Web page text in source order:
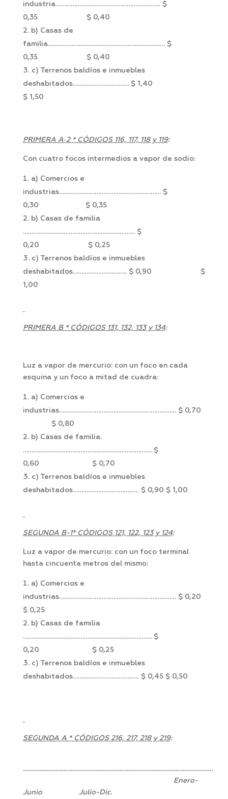
industria…………………………………………………….. $
0,35 $ 0,40
b) Casas de
familia…………………………………………………………… $
0,35 $ 0,40
c) Terrenos baldíos e inmuebles
deshabitados…………………………… $ 1,40
$ 1,50
PRIMERA A‑2 * CÓDIGOS 116, 117, 118 y 119:
Con cuatro focos intermedios a vapor de sodio:
a) Comercios e
industrias…………………………………………………… $
0,30 $ 0,35
b) Casas de familia
………………………………………………………… $
0,20 $ 0,25
c) Terrenos baldíos e inmuebles
deshabitados………………………….. $ 0,90 $
1,00
PRIMERA B * CÓDIGOS 131, 132, 133 y 134:
Luz a vapor de mercurio: con un foco en cada
esquina y un foco a mitad de cuadra:
a) Comercios e
industrias…………………………………………………………… $ 0,70
$ 0,80
b) Casas de familia.
…………………………………………………………………. $
0,60 $ 0,70
c) Terrenos baldíos e inmuebles
deshabitados………………………………… $ 0,90 $ 1,00
SEGUNDA B-1* CÓDIGOS 121, 122, 123 y 124:
Luz a vapor de mercurio: con un foco terminal
hasta cincuenta metros del mismo:
a) Comercios e
industrias…………………………………………………………… $ 0,20
$ 0,25
b) Casas de familia
…………………………………………………………………. $
0,20 $ 0,25
c) Terrenos baldíos e inmuebles
deshabitados………………………………… $ 0,45 $ 0,50
SEGUNDA A * CÓDIGOS 216, 217, 218 y 219:
………………………………………………………………………………………………….
Enero-
Junio Julio-Dic.